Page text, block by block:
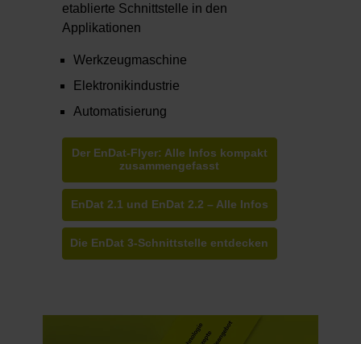
etablierte Schnittstelle in den
Applikationen
Werkzeugmaschine
Elektronikindustrie
Automatisierung
Der EnDat-Flyer: Alle Infos kompakt
zusammengefasst
EnDat 2.1 und EnDat 2.2 – Alle Infos
Die EnDat 3-Schnittstelle entdecken